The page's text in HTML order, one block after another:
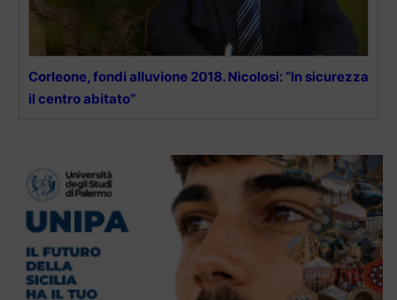
Corleone, fondi alluvione 2018. Nicolosi: “In sicurezza
il centro abitato”